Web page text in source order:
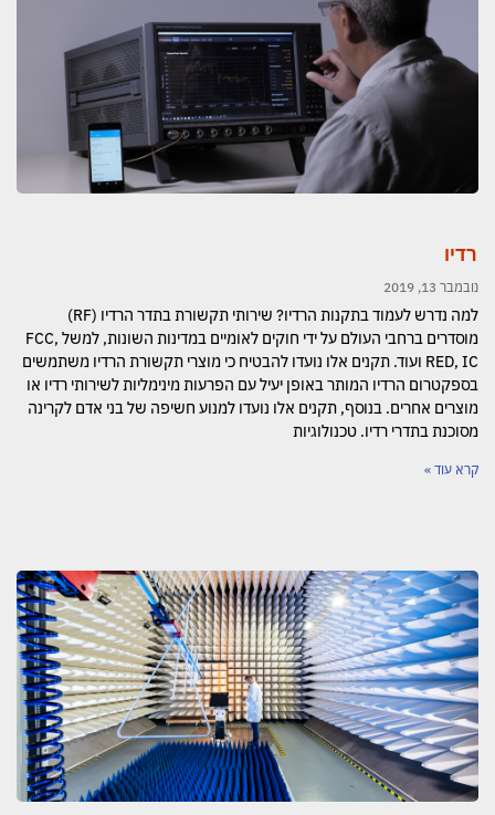
רדיו
נובמבר 13, 2019
למה נדרש לעמוד בתקנות הרדיו? שירותי תקשורת בתדר הרדיו (RF)
מוסדרים ברחבי העולם על ידי חוקים לאומיים במדינות השונות, למשל FCC,
RED, IC ועוד. תקנים אלו נועדו להבטיח כי מוצרי תקשורת הרדיו משתמשים
בספקטרום הרדיו המותר באופן יעיל עם הפרעות מינימליות לשירותי רדיו או
מוצרים אחרים. בנוסף, תקנים אלו נועדו למנוע חשיפה של בני אדם לקרינה
מסוכנת בתדרי רדיו. טכנולוגיות
קרא עוד »